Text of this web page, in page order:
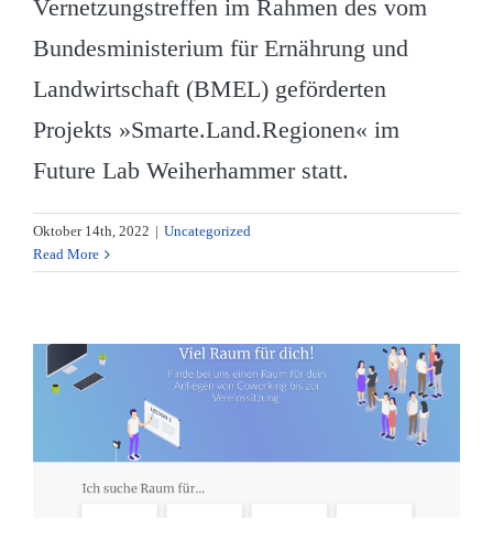
Vernetzungstreffen im Rahmen des vom
Bundesministerium für Ernährung und
Landwirtschaft (BMEL) geförderten
Projekts »Smarte.Land.Regionen« im
Future Lab Weiherhammer statt.
Oktober 14th, 2022 | Uncategorized
Read More